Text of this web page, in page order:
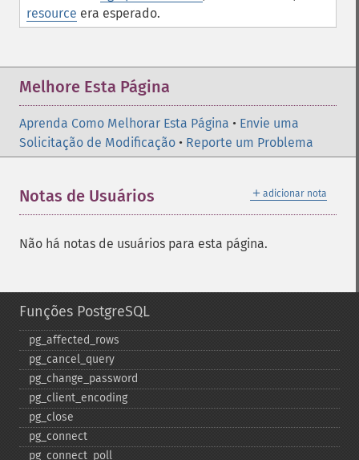
resource era esperado.
Melhore Esta Página
Aprenda Como Melhorar Esta Página • Envie uma
Solicitação de Modificação • Reporte um Problema
＋ adicionar nota
Notas de Usuários
Não há notas de usuários para esta página.
Funções PostgreSQL
pg_​affected_​rows
pg_​cancel_​query
pg_​change_​password
pg_​client_​encoding
pg_​close
pg_​connect
pg_​connect_​poll